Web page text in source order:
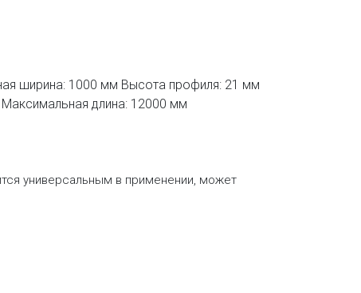
ширина: 1000 мм Высота профиля: 21 мм
длина: 12000 мм
универсальным в применении, может